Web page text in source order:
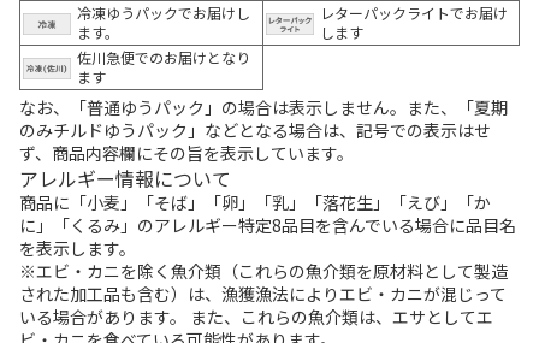
冷凍ゆうパックでお届けし
ます。
レターパックライトでお届け
します
佐川急便でのお届けとなり
ます
なお、「普通ゆうパック」の場合は表示しません。また、「夏期
のみチルドゆうパック」などとなる場合は、記号での表示はせ
ず、商品内容欄にその旨を表示しています。
アレルギー情報について
商品に「小麦」「そば」「卵」「乳」「落花生」「えび」「か
に」「くるみ」のアレルギー特定8品目を含んでいる場合に品目名
を表示します。
※エビ・カニを除く魚介類（これらの魚介類を原材料として製造
された加工品も含む）は、漁獲漁法によりエビ・カニが混じって
いる場合があります。 また、これらの魚介類は、エサとしてエ